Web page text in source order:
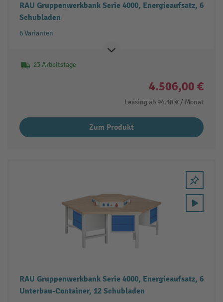
RAU Gruppenwerkbank Serie 4000, Energieaufsatz, 6
Schubladen
6 Varianten
23 Arbeitstage
4.506,00 €
Leasing ab 94,18 € / Monat
Zum Produkt
RAU Gruppenwerkbank Serie 4000, Energieaufsatz, 6
Unterbau-Container, 12 Schubladen